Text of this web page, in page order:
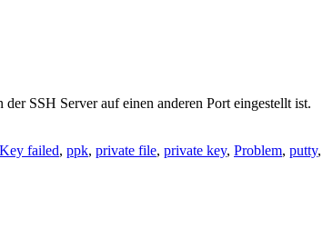
SSH Server auf einen anderen Port eingestellt ist.
failed, ppk, private file, private key, Problem, putty,